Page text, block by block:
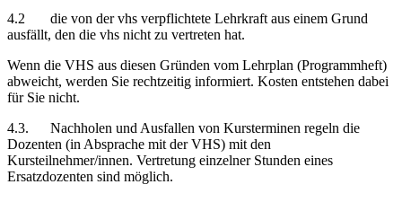
4.2 die von der vhs verpflichtete Lehrkraft aus einem Grund
ausfällt, den die vhs nicht zu vertreten hat.
Wenn die VHS aus diesen Gründen vom Lehrplan (Programmheft)
abweicht, werden Sie rechtzeitig informiert. Kosten entstehen dabei
für Sie nicht.
4.3. Nachholen und Ausfallen von Kursterminen regeln die
Dozenten (in Absprache mit der VHS) mit den
Kursteilnehmer/innen. Vertretung einzelner Stunden eines
Ersatzdozenten sind möglich.